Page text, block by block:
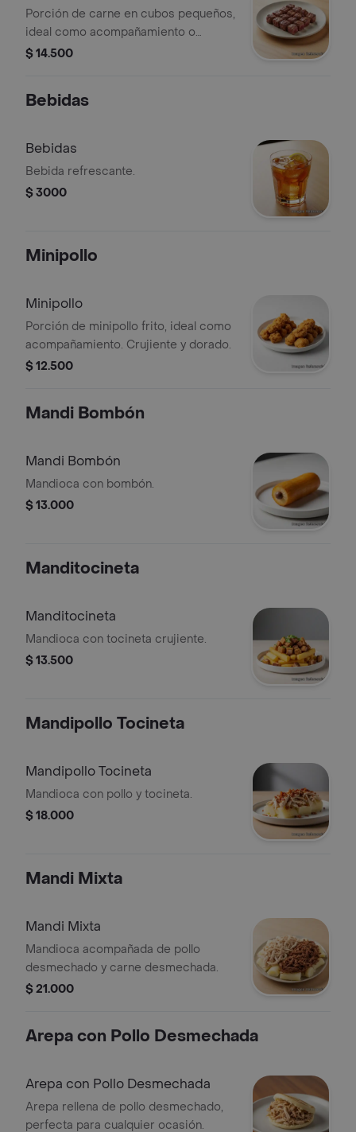
Porción de carne en cubos pequeños,
ideal como acompañamiento o
entrada.
$ 14.500
Bebidas
Bebidas
Bebida refrescante.
$ 3000
Minipollo
Minipollo
Porción de minipollo frito, ideal como
acompañamiento. Crujiente y dorado.
$ 12.500
Mandi Bombón
Mandi Bombón
Mandioca con bombón.
$ 13.000
Manditocineta
Manditocineta
Mandioca con tocineta crujiente.
$ 13.500
Mandipollo Tocineta
Mandipollo Tocineta
Mandioca con pollo y tocineta.
$ 18.000
Mandi Mixta
Mandi Mixta
Mandioca acompañada de pollo
desmechado y carne desmechada.
$ 21.000
Arepa con Pollo Desmechada
Arepa con Pollo Desmechada
Arepa rellena de pollo desmechado,
perfecta para cualquier ocasión.